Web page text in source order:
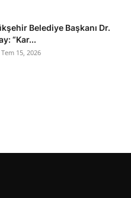
Belediye Başkanı Dr.
“Kar...
Tem 15, 2026